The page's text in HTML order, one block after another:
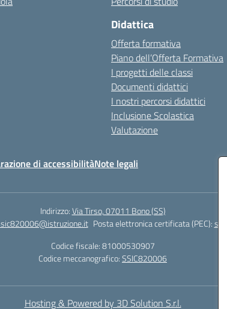
Didattica
Offerta formativa
Piano dell’Offerta Formativa
I progetti delle classi
Documenti didattici
I nostri percorsi didattici
Inclusione Scolastica
Valutazione
di accessibilitàNote legali
Indirizzo:Via Tirso, 07011 Bono (SS)
Posta elettronica certificata (PEC):
Codice fiscale: 81000530907
Codice meccanografico:SSIC820006
Hosting & Powered by 3D Solution S.r.l.